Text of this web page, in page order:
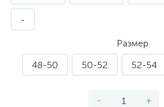
-
Размер
48-50
50-52 52-54
- +